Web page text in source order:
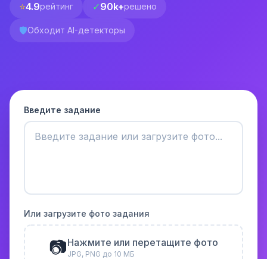
⭐4.9рейтинг ✓90k+решено
🛡️Обходит AI-детекторы
Введите задание
Или загрузите фото задания
📷Нажмите или перетащите фото
JPG, PNG до 10 МБ